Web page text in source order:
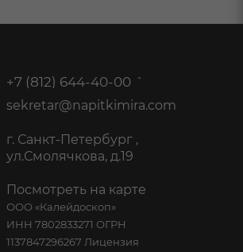
+7 (812) 644-40-00
sekretar@napitkimira.com
г. Санкт-Петербург ,
ул.Смолячкова, д.19
Посмотреть на карте
ООО «Калейдоскоп»
ИНН 7802833271 ОГРН
1137847296267 Лицензия